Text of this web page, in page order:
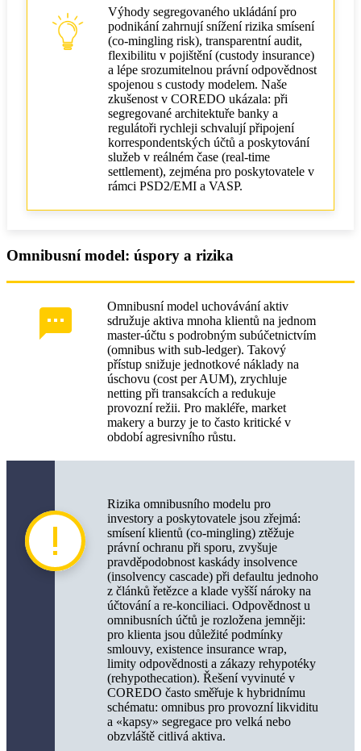
Výhody segregovaného ukládání pro
podnikání zahrnují snížení rizika smísení
(co‑mingling risk), transparentní audit,
flexibilitu v pojištění (custody insurance)
a lépe srozumitelnou právní odpovědnost
spojenou s custody modelem. Naše
zkušenost v COREDO ukázala: při
segregované architektuře banky a
regulátoři rychleji schvalují připojení
korrespondentských účtů a poskytování
služeb v reálném čase (real‑time
settlement), zejména pro poskytovatele v
rámci PSD2/EMI a VASP.
Omnibusní model: úspory a rizika
Omnibusní model uchovávání aktiv
sdružuje aktiva mnoha klientů na jednom
master‑účtu s podrobným subúčetnictvím
(omnibus with sub‑ledger). Takový
přístup snižuje jednotkové náklady na
úschovu (cost per AUM), zrychluje
netting při transakcích a redukuje
provozní režii. Pro makléře, market
makery a burzy je to často kritické v
období agresivního růstu.
Rizika omnibusního modelu pro
investory a poskytovatele jsou zřejmá:
smísení klientů (co‑mingling) ztěžuje
právní ochranu při sporu, zvyšuje
pravděpodobnost kaskády insolvence
(insolvency cascade) při defaultu jednoho
z článků řetězce a klade vyšší nároky na
účtování a re‑konciliaci. Odpovědnost u
omnibusních účtů je rozložena jemněji:
pro klienta jsou důležité podmínky
smlouvy, existence insurance wrap,
limity odpovědnosti a zákazy rehypotéky
(rehypothecation). Řešení vyvinuté v
COREDO často směřuje k hybridnímu
schématu: omnibus pro provozní likviditu
a «kapsy» segregace pro velká nebo
obzvláště citlivá aktiva.